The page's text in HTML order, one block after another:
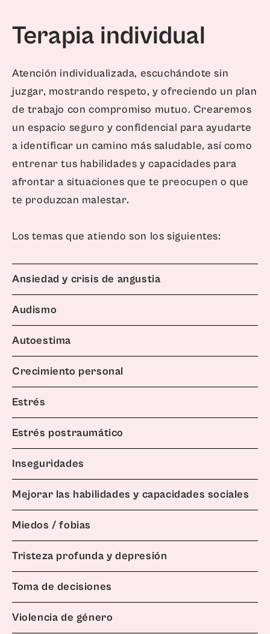
Terapia individual
Atención individualizada, escuchándote sin
juzgar, mostrando respeto, y ofreciendo un plan
de trabajo con compromiso mutuo. Crearemos
un espacio seguro y confidencial para ayudarte
a identificar un camino más saludable, así como
entrenar tus habilidades y capacidades para
afrontar a situaciones que te preocupen o que
te produzcan malestar.
Los temas que atiendo son los siguientes:
Ansiedad y crisis de angustia
Audismo
Autoestima
Crecimiento personal
Estrés
Estrés postraumático
Inseguridades
Mejorar las habilidades y capacidades sociales
Miedos / fobias
Tristeza profunda y depresión
Toma de decisiones
Violencia de género